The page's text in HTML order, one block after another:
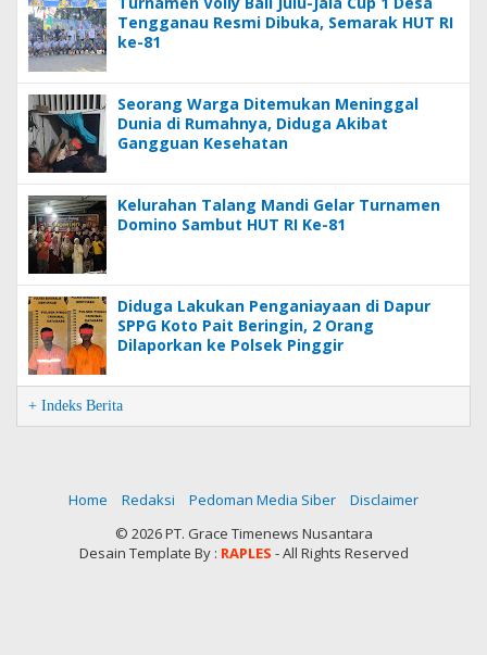
Tengganau Resmi Dibuka, Semarak HUT RI
ke-81
Seorang Warga Ditemukan Meninggal
Dunia di Rumahnya, Diduga Akibat
Gangguan Kesehatan
Kelurahan Talang Mandi Gelar Turnamen
Domino Sambut HUT RI Ke-81
Diduga Lakukan Penganiayaan di Dapur
SPPG Koto Pait Beringin, 2 Orang
Dilaporkan ke Polsek Pinggir
+ Indeks Berita
Home Redaksi Pedoman Media Siber
Disclaimer
© 2026 PT. Grace Timenews Nusantara
Desain Template By : RAPLES - All Rights Reserved